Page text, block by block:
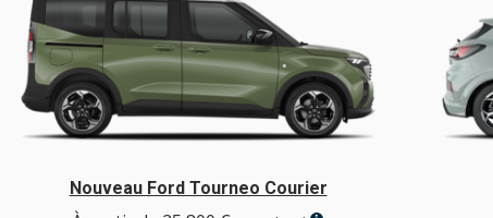
Nouveau Ford Tourneo Courier